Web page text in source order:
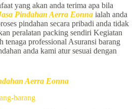
yang akan anda terima apa bila
Pindahan Aerra Eonna ialah anda
pindahan secara pribadi anda tidak
peralatan packing sendiri Kegiatan
tenaga professional Asuransi barang
anda kami atur sesuai dengan
Aerra Eonna
barang